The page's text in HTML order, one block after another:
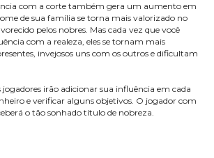
com a corte também gera um aumento em
de sua família se torna mais valorizado no
pelos nobres. Mas cada vez que você
com a realeza, eles se tornam mais
invejosos uns com os outros e dificultam
jogadores irão adicionar sua influência em cada
e verificar alguns objetivos. O jogador com
o tão sonhado título de nobreza.